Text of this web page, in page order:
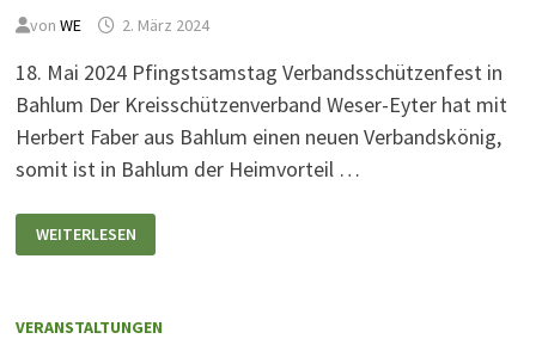
von WE 2. März 2024
18. Mai 2024 Pfingstsamstag Verbandsschützenfest in
Bahlum Der Kreisschützenverband Weser-Eyter hat mit
Herbert Faber aus Bahlum einen neuen Verbandskönig,
somit ist in Bahlum der Heimvorteil …
SCHÜTZENFEST
PFINGSTEN
IN
WEITERLESEN
VERANSTALTUNGEN